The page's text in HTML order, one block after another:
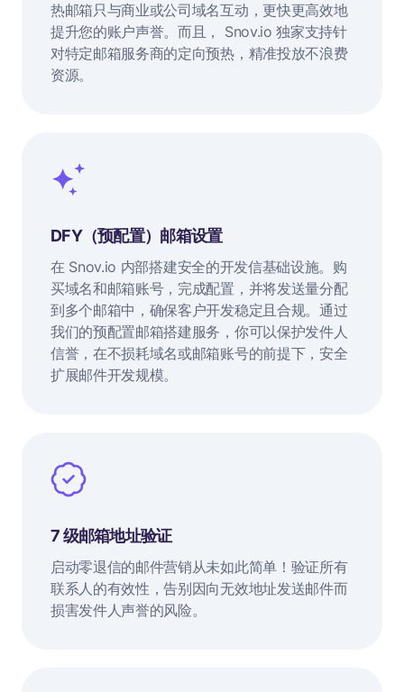
热邮箱只与商业或公司域名互动，更快更高效地
提升您的账户声誉。而且， Snov.io 独家支持针
对特定邮箱服务商的定向预热，精准投放不浪费
资源。
DFY（预配置）邮箱设置
在 Snov.io 内部搭建安全的开发信基础设施。购
买域名和邮箱账号，完成配置，并将发送量分配
到多个邮箱中，确保客户开发稳定且合规。通过
我们的预配置邮箱搭建服务，你可以保护发件人
信誉，在不损耗域名或邮箱账号的前提下，安全
扩展邮件开发规模。
7 级邮箱地址验证
启动零退信的邮件营销从未如此简单！验证所有
联系人的有效性，告别因向无效地址发送邮件而
损害发件人声誉的风险。